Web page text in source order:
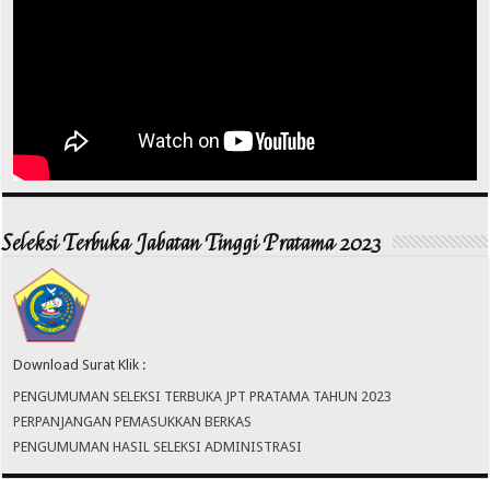
Seleksi Terbuka Jabatan Tinggi Pratama 2023
Download Surat Klik :
PENGUMUMAN SELEKSI TERBUKA JPT PRATAMA TAHUN 2023
PERPANJANGAN PEMASUKKAN BERKAS
PENGUMUMAN HASIL SELEKSI ADMINISTRASI